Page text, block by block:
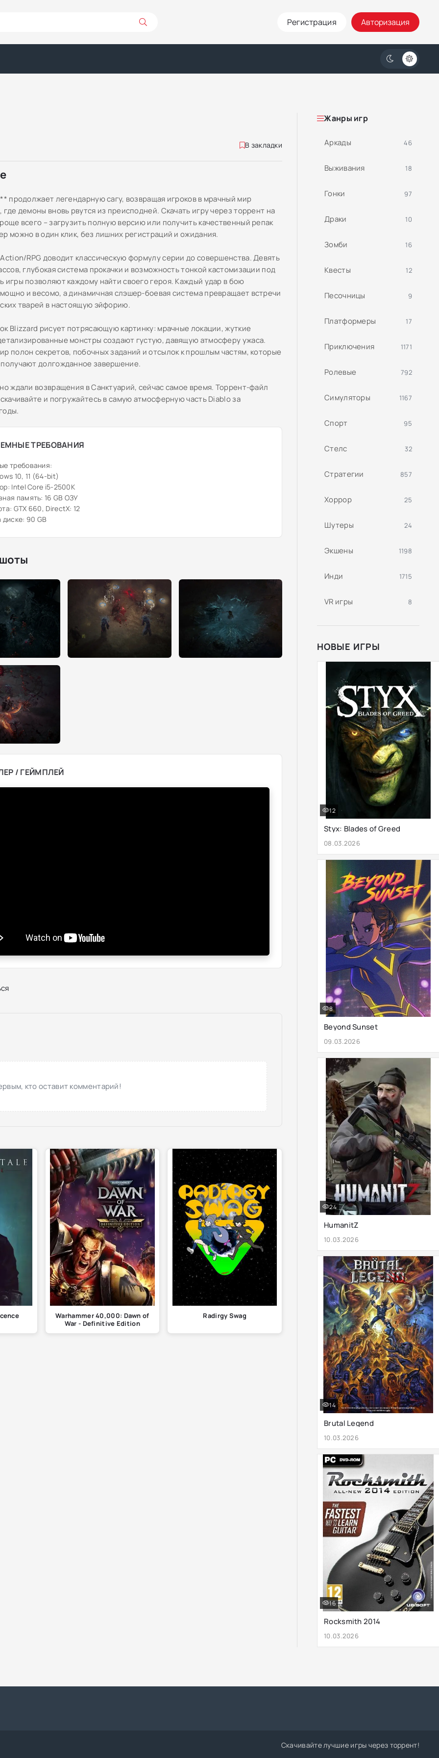
Регистрация Авторизация
В закладки
продолжает легендарную сагу, возвращая игроков в мрачный мир
где демоны вновь рвутся из преисподней. Скачать игру через торрент на
всего – загрузить полную версию или получить качественный репак
можно в один клик, без лишних регистраций и ожидания.
RPG доводит классическую формулу серии до совершенства. Девять
глубокая система прокачки и возможность тонкой кастомизации под
игры позволяют каждому найти своего героя. Каждый удар в бою
и весомо, а динамичная слэшер-боевая система превращает встречи
тварей в настоящую эйфорию.
Blizzard рисует потрясающую картинку: мрачные локации, жуткие
монстры создают густую, давящую атмосферу ужаса.
полон секретов, побочных заданий и отсылок к прошлым частям, которые
долгожданное завершение.
ждали возвращения в Санктуарий, сейчас самое время. Торрент-файл
и погружайтесь в самую атмосферную часть Diablo за
ТРЕБОВАНИЯ
требования:
10, 11 (64-bit)
Intel Core i5-2500K
память: 16 GB ОЗУ
GTX 660, DirectX: 12
90 GB
/ ГЕЙМПЛЕЙ
кто оставит комментарий!
Warhammer 40,000: Dawn of
War - Definitive Edition
Radirgy Swag
Жанры игр
Аркады 46
Выживания 18
Гонки 97
Драки 10
Зомби 16
Квесты 12
Песочницы 9
Платформеры 17
Приключения 1171
Ролевые 792
Симуляторы 1167
Спорт 95
Стелс 32
Стратегии 857
Хоррор 25
Шутеры 24
Экшены 1198
Инди 1715
VR игры 8
НОВЫЕ ИГРЫ
Styx: Blades of Greed
08.03.2026
12
Beyond Sunset
09.03.2026
8
HumanitZ
10.03.2026
24
Brutal Legend
10.03.2026
14
Rocksmith 2014
10.03.2026
16
Скачивайте лучшие игры через торрент!